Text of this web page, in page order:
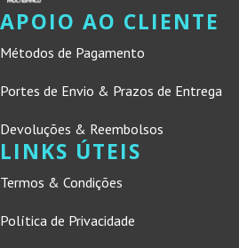
APOIO AO CLIENTE
Métodos de Pagamento
Portes de Envio & Prazos de Entrega
Devoluções & Reembolsos
LINKS ÚTEIS
Termos & Condições
Política de Privacidade